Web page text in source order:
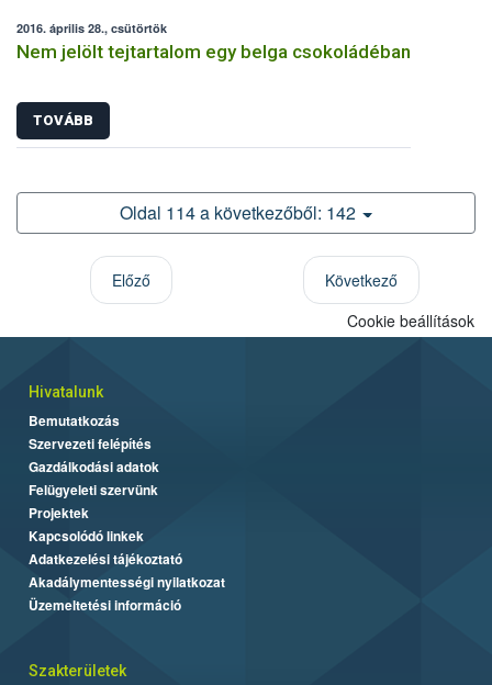
2016. április 28., csütörtök
Nem jelölt tejtartalom egy belga csokoládéban
TOVÁBB
Oldal 114 a következőből: 142
Előző
Következő
Cookie beállítások
Hivatalunk
Bemutatkozás
Szervezeti felépítés
Gazdálkodási adatok
Felügyeleti szervünk
Projektek
Kapcsolódó linkek
Adatkezelési tájékoztató
Akadálymentességi nyilatkozat
Üzemeltetési információ
Szakterületek